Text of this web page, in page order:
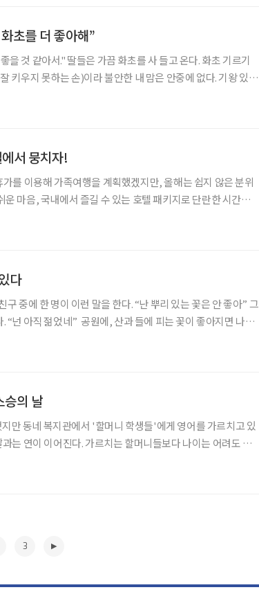
초를 더 좋아해”
를 사 들고 온다. 화초 기르기
키우지 못하는 손)이라 불안한 내 맘은 안중에 없다. 기왕 있는
서 뭉치자!
를 이용해 가족여행을 계획했겠지만, 올해는 쉽지 않은 분위
운 마음, 국내에서 즐길 수 있는 호텔 패키지로 단란한 시간을
다
구 중에 한 명이 이런 말을 한다. “난 뿌리 있는 꽃은 안 좋아” 그
“넌 아직 젊었네” 공원에, 산과 들에 피는 꽃이 좋아지면 나이
승의 날
만 동네 복지관에서 '할머니 학생들'에게 영어를 가르치고 있
는 연이 이어진다. 가르치는 할머니들보다 나이는 어려도 스
3